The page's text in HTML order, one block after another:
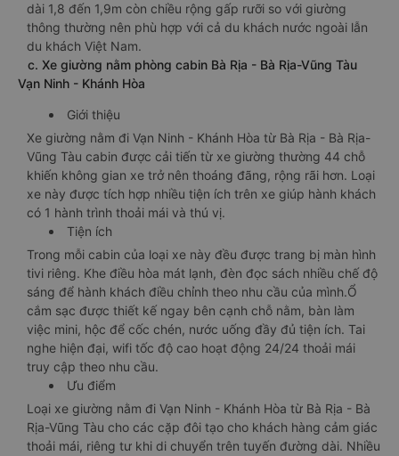
dài 1,8 đến 1,9m còn chiều rộng gấp rưỡi so với giường
thông thường nên phù hợp với cả du khách nước ngoài lẫn
du khách Việt Nam.
c. Xe giường nằm phòng cabin Bà Rịa - Bà Rịa-Vũng Tàu
Vạn Ninh - Khánh Hòa
Giới thiệu
Xe giường nằm đi Vạn Ninh - Khánh Hòa từ Bà Rịa - Bà Rịa-
Vũng Tàu cabin được cải tiến từ xe giường thường 44 chỗ
khiến không gian xe trở nên thoáng đãng, rộng rãi hơn. Loại
xe này được tích hợp nhiều tiện ích trên xe giúp hành khách
có 1 hành trình thoải mái và thú vị.
Tiện ích
Trong mỗi cabin của loại xe này đều được trang bị màn hình
tivi riêng. Khe điều hòa mát lạnh, đèn đọc sách nhiều chế độ
sáng để hành khách điều chỉnh theo nhu cầu của mình.Ổ
cắm sạc được thiết kế ngay bên cạnh chỗ nằm, bàn làm
việc mini, hộc để cốc chén, nước uống đầy đủ tiện ích. Tai
nghe hiện đại, wifi tốc độ cao hoạt động 24/24 thoải mái
truy cập theo nhu cầu.
Ưu điểm
Loại xe giường nằm đi Vạn Ninh - Khánh Hòa từ Bà Rịa - Bà
Rịa-Vũng Tàu cho các cặp đôi tạo cho khách hàng cảm giác
thoải mái, riêng tư khi di chuyển trên tuyến đường dài. Nhiều